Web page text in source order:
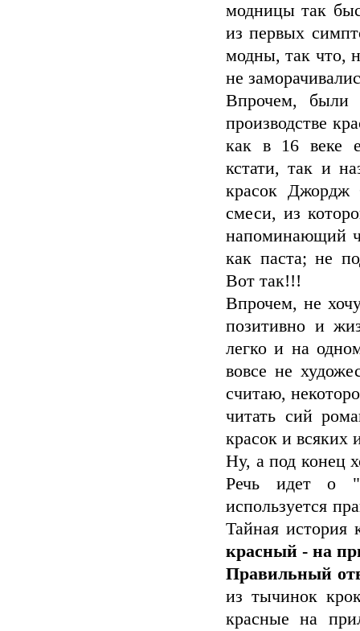
модницы так
из первых
модны, так что,
не
Впрочем, были
производстве
как в 16 веке
кстати, так и
красок
смеси, из
напоминающий
как паста; не
Вот так!!!
Впрочем, не
позитивно и
легко и на
вовсе не
считаю,
читать сий
красок и всяких
Ну, а под конец
Речь идет о
используется
Тайная история
красный - на
Правильный
из тычинок
красные на